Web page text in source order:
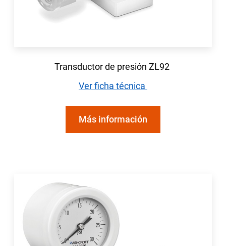
Transductor de presión ZL92
Ver ficha técnica
Más información